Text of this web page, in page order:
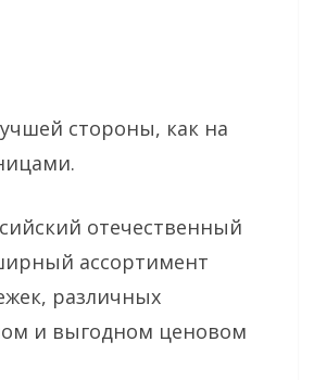
стороны, как на
отечественный
ассортимент
различных
и выгодном ценовом